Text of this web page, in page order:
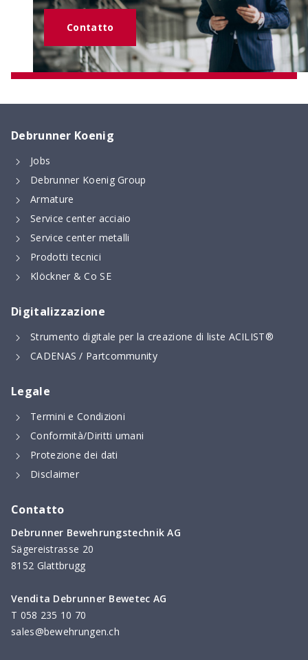
Contatto
Debrunner Koenig
Jobs
Debrunner Koenig Group
Armature
Service center acciaio
Service center metalli
Prodotti tecnici
Klöckner & Co SE
Digitalizzazione
Strumento digitale per la creazione di liste ACILIST®
CADENAS / Partcommunity
Legale
Termini e Condizioni
Conformità/Diritti umani
Protezione dei dati
Disclaimer
Contatto
Debrunner Bewehrungstechnik AG
Sägereistrasse 20
8152 Glattbrugg
Vendita Debrunner Bewetec AG
T 058 235 10 70
sales@bewehrungen.ch